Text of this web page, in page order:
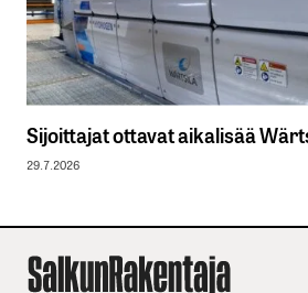
Sijoittajat ottavat aikalisää
29.7.2026